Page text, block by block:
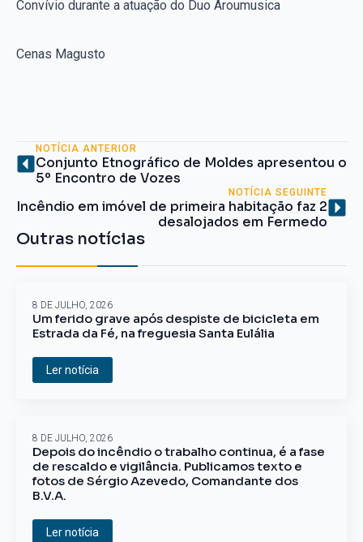
Convívio durante a atuação do Duo Aroumusica
Cenas Magusto
NOTÍCIA ANTERIOR
Conjunto Etnográfico de Moldes apresentou o
5º Encontro de Vozes
NOTÍCIA SEGUINTE
Incêndio em imóvel de primeira habitação faz 2
desalojados em Fermedo
Outras notícias
Um ferido grave após despiste de bicicleta em
Estrada da Fé, na freguesia Santa Eulália
8 DE JULHO, 2026
Ler notícia
Depois do incêndio o trabalho continua, é a fase
de rescaldo e vigilância. Publicamos texto e
fotos de Sérgio Azevedo, Comandante dos
B.V.A.
8 DE JULHO, 2026
Ler notícia